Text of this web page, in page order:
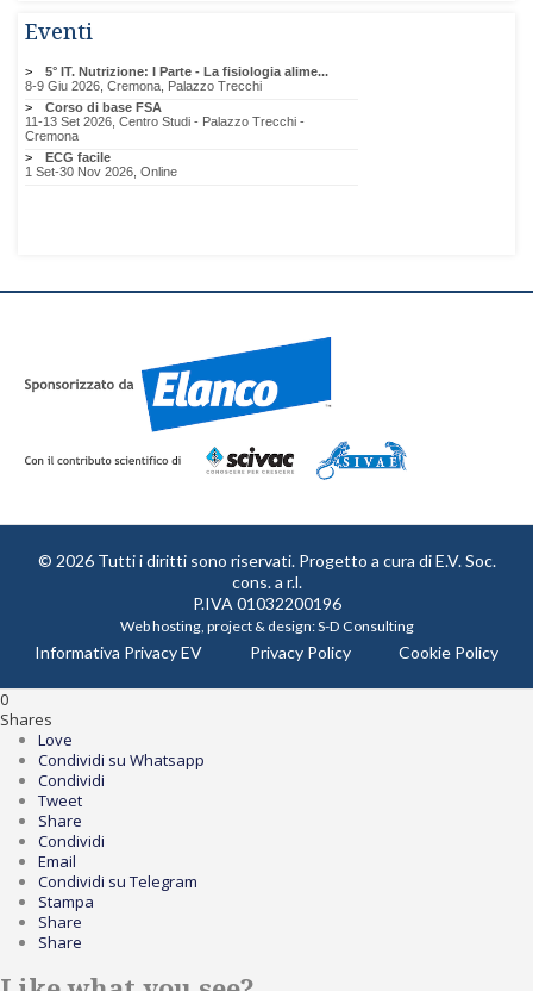
Eventi
© 2026 Tutti i diritti sono riservati. Progetto a cura diE.V. Soc.
cons. a r.l.
P.IVA 01032200196
Web hosting, project & design:S-D Consulting
Informativa Privacy EV Privacy Policy Cookie Policy
0
Shares
Love
Condividi su Whatsapp
Condividi
Tweet
Share
Condividi
Email
Condividi su Telegram
Stampa
Share
Share